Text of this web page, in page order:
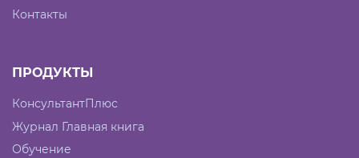
Контакты
ПРОДУКТЫ
КонсультантПлюс
Журнал Главная книга
Обучение